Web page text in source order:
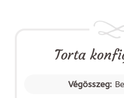
Torta
Végösszeg: